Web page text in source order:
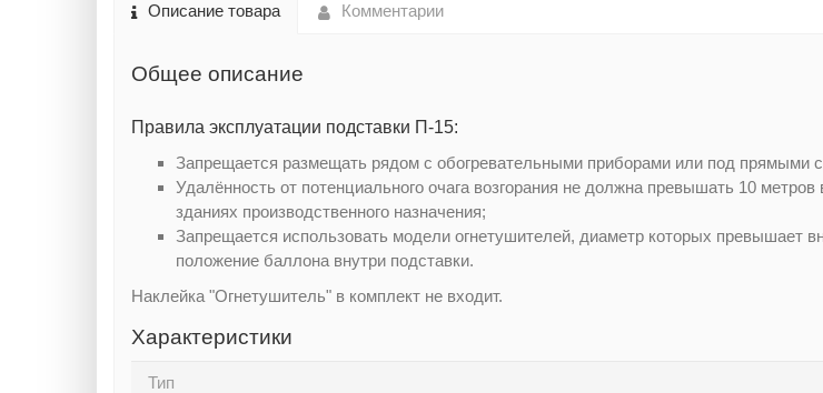
Описание товара Комментарии
Общее описание
Правила эксплуатации подставки П-15:
Запрещается размещать рядом с обогревательными приборами или под прямыми
Удалённость от потенциального очага возгорания не должна превышать 10
зданиях производственного назначения;
Запрещается использовать модели огнетушителей, диаметр которых превышает
положение баллона внутри подставки.
Наклейка "Огнетушитель" в комплект не входит.
Характеристики
Тип